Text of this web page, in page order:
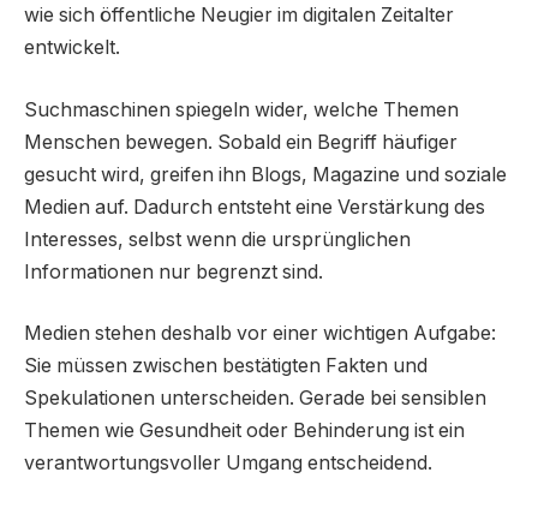
wie sich öffentliche Neugier im digitalen Zeitalter
entwickelt.
Suchmaschinen spiegeln wider, welche Themen
Menschen bewegen. Sobald ein Begriff häufiger
gesucht wird, greifen ihn Blogs, Magazine und soziale
Medien auf. Dadurch entsteht eine Verstärkung des
Interesses, selbst wenn die ursprünglichen
Informationen nur begrenzt sind.
Medien stehen deshalb vor einer wichtigen Aufgabe:
Sie müssen zwischen bestätigten Fakten und
Spekulationen unterscheiden. Gerade bei sensiblen
Themen wie Gesundheit oder Behinderung ist ein
verantwortungsvoller Umgang entscheidend.